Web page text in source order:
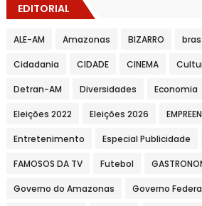
EDITORIAL
ALE-AM Amazonas BIZARRO bras
Cidadania CIDADE CINEMA
Detran-AM Diversidades Economia
Eleições 2022 Eleições 2026
Entretenimento Especial Publicidade
FAMOSOS DA TV Futebol
Governo do Amazonas Governo